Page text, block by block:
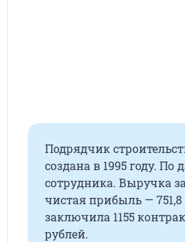
Подрядчик
создана в 1995 году.
сотрудника. Выручка
чистая прибыль —
заключила 1155
рублей.